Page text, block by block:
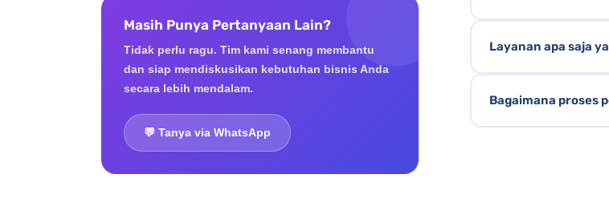
Masih Punya Pertanyaan Lain?
Tidak perlu ragu. Tim kami senang membantu
dan siap mendiskusikan kebutuhan bisnis Anda
secara lebih mendalam.
💬 Tanya via WhatsApp
Ya, konsultasi awal
mendiskusikan
Layanan apa saja
Lenteraweb
layanan digital
Bagaimana proses